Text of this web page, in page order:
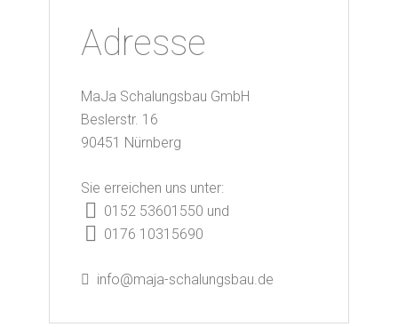
Adresse
MaJa Schalungsbau GmbH
Beslerstr. 16
90451 Nürnberg
Sie erreichen uns unter:
0152 53601550 und
0176 10315690
info@maja-schalungsbau.de